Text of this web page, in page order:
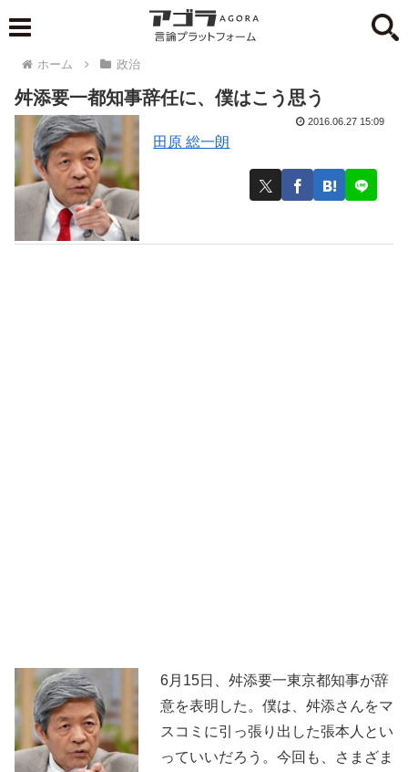
ホーム 政治
舛添要一都知事辞任に、僕はこう思う
田原 総一朗
2016.06.27 15:09
6月15日、舛添要一東京都知事が辞
意を表明した。僕は、舛添さんをマ
スコミに引っ張り出した張本人とい
っていいだろう。今回も、さまざま